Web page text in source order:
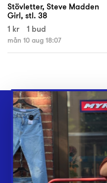
Stövletter, Steve Madden
Girl, stl. 38
1 kr
1 bud
mån 10 aug 18:07
Webbshop
Butiker
Lämna in
Vårt överskott